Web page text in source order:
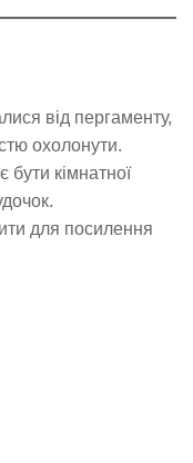
від пергаменту,
охолонути.
кімнатної
для посилення